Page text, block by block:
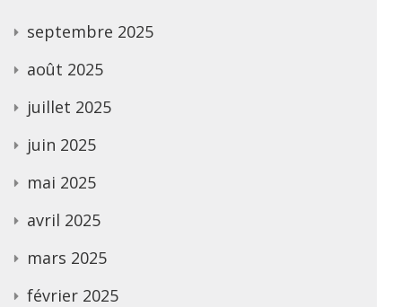
septembre 2025
août 2025
juillet 2025
juin 2025
mai 2025
avril 2025
mars 2025
février 2025